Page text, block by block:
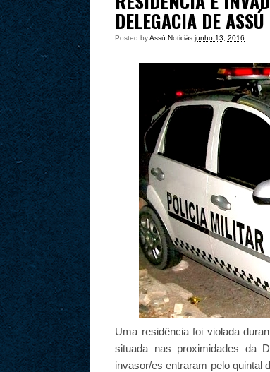
DELEGACIA DE ASSÚ
Posted byAssú Noticia
às junho 13, 2016
Uma residência foi violada
situada nas proximidades da
invasor/es entraram pelo quintal